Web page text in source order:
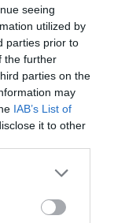
seeing
utilized by
parties prior to
the further
parties on the
may
IAB’s List of
it to other
more Google
may click to
party tags to
του σπάνιου
το καραβάκι του